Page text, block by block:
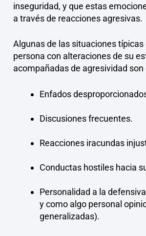
inseguridad, y que estas
a través de reacciones agresivas.
Algunas de las situaciones típicas
persona con alteraciones de su
acompañadas de agresividad son
Enfados
Discusiones frecuentes.
Reacciones iracundas
Conductas hostiles hacia
Personalidad a la
y como algo personal
generalizadas).